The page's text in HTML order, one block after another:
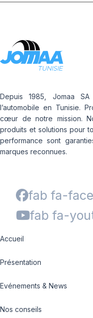
Depuis 1985, Jomaa
l’automobile en Tunisie.
cœur de notre mission.
produits et solutions pour
performance sont
marques reconnues.
fab fa-
fab fa-
Accueil
Présentation
Evénements & News
Nos conseils